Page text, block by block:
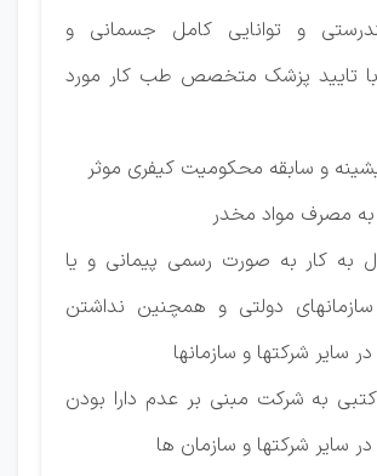
و توانایی کامل جسمانی و
با تایید پزشک متخصص طب کار مورد
و سابقه محکومیت کیفری موثر
به مصرف مواد مخدر
به کار به صورت رسمی پیمانی و یا
دولتی و همچنین نداشتن
سایر شرکتها و سازمانها
کتبی به شرکت مبنی بر عدم دارا بودن
سایر شرکتها و سازمان ها